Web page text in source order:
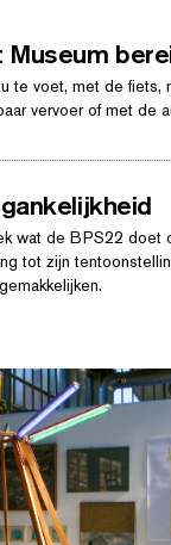
Museum
te voet, met de fiets,
vervoer of met de
wat de BPS22 doet
tot zijn